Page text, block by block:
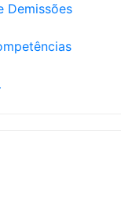
Demissões